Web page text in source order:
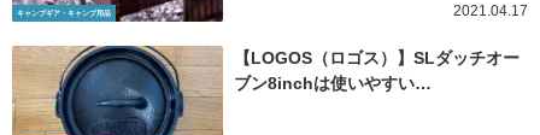
キャンプギア・キャンプ用品 2021.04.17
【LOGOS（ロゴス）】SLダッチオー
ブン8inchは使いやすい…